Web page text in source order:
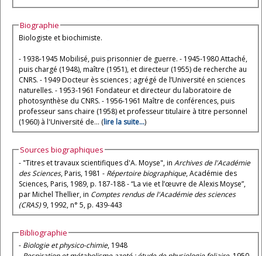
Biographie
Biologiste et biochimiste.
- 1938-1945 Mobilisé, puis prisonnier de guerre. - 1945-1980 Attaché,
puis chargé (1948), maître (1951), et directeur (1955) de recherche au
CNRS. - 1949 Docteur ès sciences ; agrégé de l’Université en sciences
naturelles. - 1953-1961 Fondateur et directeur du laboratoire de
photosynthèse du CNRS. - 1956-1961 Maître de conférences, puis
professeur sans chaire (1958) et professeur titulaire à titre personnel
(1960) à l'Université de... (lire la suite...)
Sources biographiques
- "Titres et travaux scientifiques d'A. Moyse", in Archives de l'Académie
des Sciences, Paris, 1981 - Répertoire biographique, Académie des
Sciences, Paris, 1989, p. 187-188 - “La vie et l’œuvre de Alexis Moyse”,
par Michel Thellier, in Comptes rendus de l'Académie des sciences
(CRAS)9, 1992, n° 5, p. 439-443
Bibliographie
- Biologie et physico-chimie, 1948